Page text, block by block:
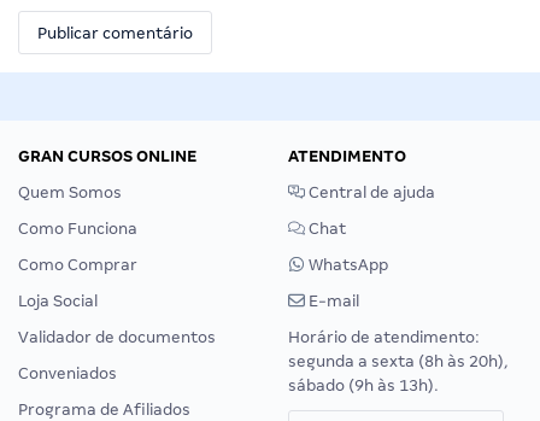
GRAN CURSOS ONLINE
Quem Somos
Como Funciona
Como Comprar
Loja Social
Validador de documentos
Conveniados
Programa de Afiliados
ATENDIMENTO
Central de ajuda
Chat
WhatsApp
E-mail
Horário de atendimento:
segunda a sexta (8h às 20h),
sábado (9h às 13h).